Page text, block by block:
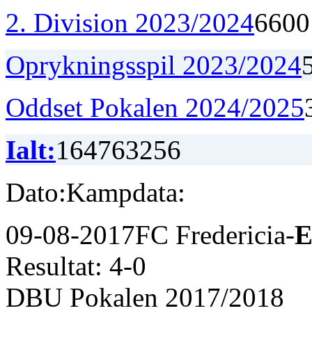
2. Division 2023/20246600
Oprykningsspil 2023/2024
Oddset Pokalen 2024/2025
Ialt:164763256
Dato:Kampdata:
09-08-2017FC Fredericia-
Resultat: 4-0
DBU Pokalen 2017/2018